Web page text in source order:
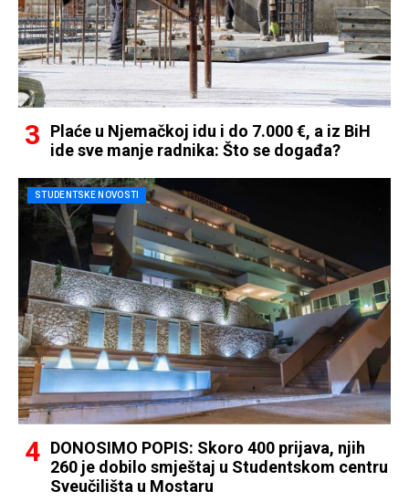
Plaće u Njemačkoj idu i do 7.000 €, a iz BiH
ide sve manje radnika: Što se događa?
STUDENTSKE NOVOSTI
DONOSIMO POPIS: Skoro 400 prijava, njih
260 je dobilo smještaj u Studentskom centru
Sveučilišta u Mostaru